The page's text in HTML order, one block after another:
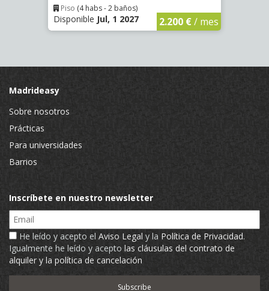
Piso (4 habs - 2 baños)
Disponible Jul, 1 2027 2.200 €/ mes
Madrideasy
Sobre nosotros
Prácticas
Para universidades
Barrios
Inscríbete en nuestro newsletter
Email
He leído y acepto el Aviso Legal y la Política de Privacidad.
Igualmente he leído y acepto las cláusulas del contrato de
alquiler y la política de cancelación